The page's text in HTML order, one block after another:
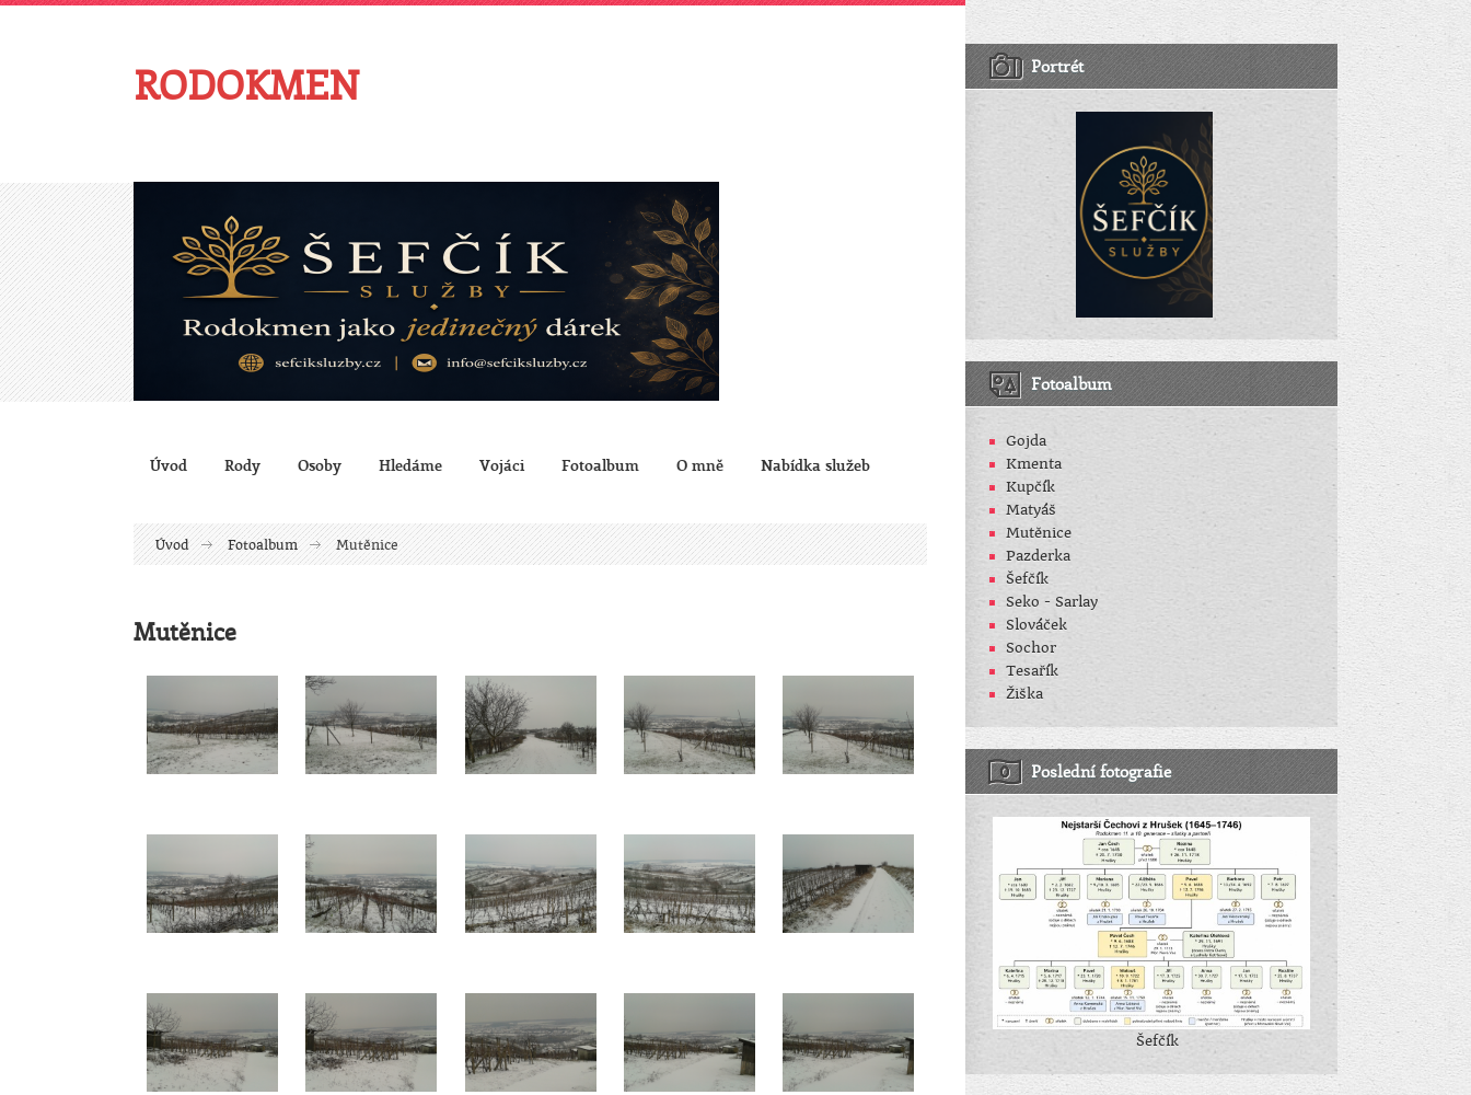
RODOKMEN
Úvod Rody Osoby Hledáme Vojáci Fotoalbum O mně Nabídka služeb
Úvod Fotoalbum Mutěnice
Mutěnice
Portrét
Fotoalbum
Gojda
Kmenta
Kupčík
Matyáš
Mutěnice
Pazderka
Šefčík
Seko - Sarlay
Slováček
Sochor
Tesařík
Žiška
Poslední fotografie
Šefčík